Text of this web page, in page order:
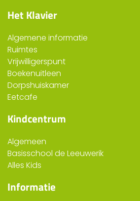
Het Klavier
Algemene informatie
Ruimtes
Vrijwilligerspunt
Boekenuitleen
Dorpshuiskamer
Eetcafe
Kindcentrum
Algemeen
Basisschool de Leeuwerik
Alles Kids
Informatie